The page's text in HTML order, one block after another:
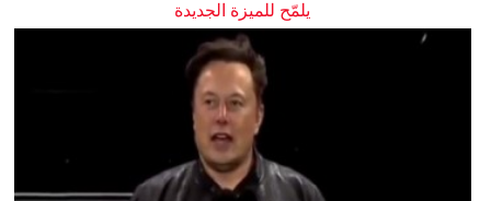
يلمّح للميزة الجديدة